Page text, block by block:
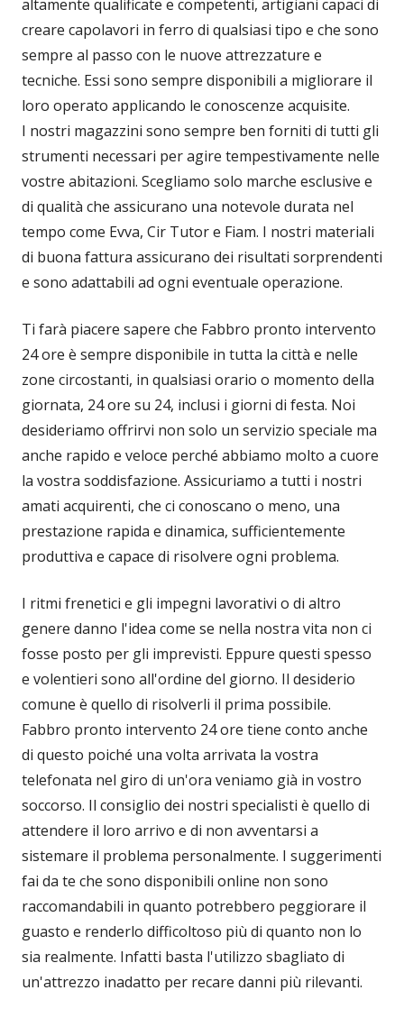
altamente qualificate e competenti, artigiani capaci di
creare capolavori in ferro di qualsiasi tipo e che sono
sempre al passo con le nuove attrezzature e
tecniche. Essi sono sempre disponibili a migliorare il
loro operato applicando le conoscenze acquisite.
I nostri magazzini sono sempre ben forniti di tutti gli
strumenti necessari per agire tempestivamente nelle
vostre abitazioni. Scegliamo solo marche esclusive e
di qualità che assicurano una notevole durata nel
tempo come Evva, Cir Tutor e Fiam. I nostri materiali
di buona fattura assicurano dei risultati sorprendenti
e sono adattabili ad ogni eventuale operazione.
Ti farà piacere sapere che Fabbro pronto intervento
24 ore è sempre disponibile in tutta la città e nelle
zone circostanti, in qualsiasi orario o momento della
giornata, 24 ore su 24, inclusi i giorni di festa. Noi
desideriamo offrirvi non solo un servizio speciale ma
anche rapido e veloce perché abbiamo molto a cuore
la vostra soddisfazione. Assicuriamo a tutti i nostri
amati acquirenti, che ci conoscano o meno, una
prestazione rapida e dinamica, sufficientemente
produttiva e capace di risolvere ogni problema.
I ritmi frenetici e gli impegni lavorativi o di altro
genere danno l'idea come se nella nostra vita non ci
fosse posto per gli imprevisti. Eppure questi spesso
e volentieri sono all'ordine del giorno. Il desiderio
comune è quello di risolverli il prima possibile.
Fabbro pronto intervento 24 ore tiene conto anche
di questo poiché una volta arrivata la vostra
telefonata nel giro di un'ora veniamo già in vostro
soccorso. Il consiglio dei nostri specialisti è quello di
attendere il loro arrivo e di non avventarsi a
sistemare il problema personalmente. I suggerimenti
fai da te che sono disponibili online non sono
raccomandabili in quanto potrebbero peggiorare il
guasto e renderlo difficoltoso più di quanto non lo
sia realmente. Infatti basta l'utilizzo sbagliato di
un'attrezzo inadatto per recare danni più rilevanti.